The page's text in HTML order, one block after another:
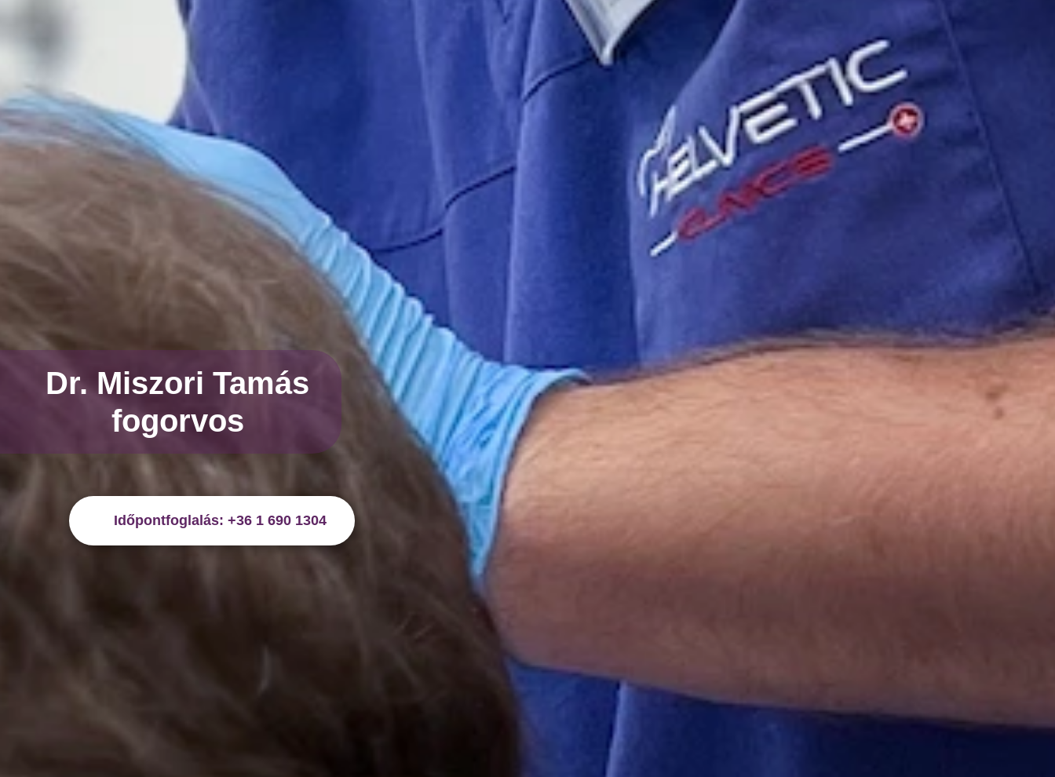
Dr. Miszori Tamás
fogorvos
Időpontfoglalás: +36 1 690 1304